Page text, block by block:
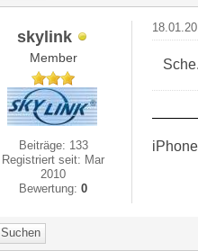
skylink
Member
Beiträge: 133
Registriert seit: Mar
2010
Bewertung:0
Suchen